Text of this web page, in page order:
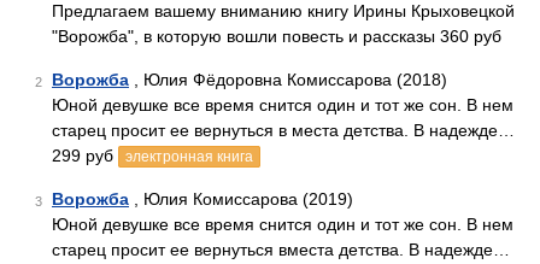
Предлагаем вашему вниманию книгу Ирины Крыховецкой
"Ворожба", в которую вошли повесть и рассказы 360 руб
2 Ворожба , Юлия Фёдоровна Комиссарова (2018)
Юной девушке все время снится один и тот же сон. В нем
старец просит ее вернуться в места детства. В надежде…
299 руб
электронная книга
3 Ворожба , Юлия Комиссарова (2019)
Юной девушке все время снится один и тот же сон. В нем
старец просит ее вернуться вместа детства. В надежде…